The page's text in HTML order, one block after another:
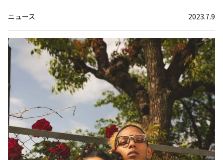
ニュース 2023.7.9